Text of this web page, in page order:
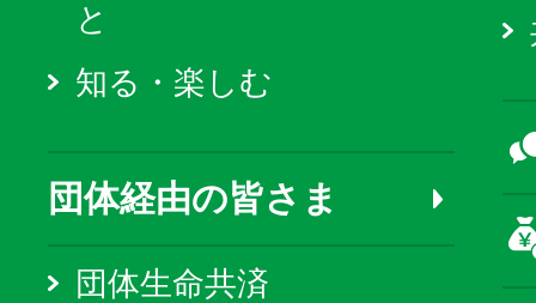
と
知る・楽しむ
団体経由の皆さま
団体生命共済